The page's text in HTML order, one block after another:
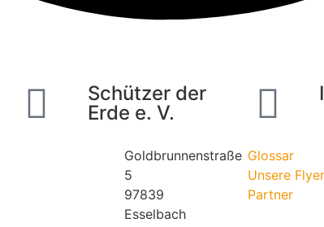
Schützer der
Erde e. V.
Goldbrunnenstraße
5
97839
Esselbach
Glossar
Unsere Flyer
Partner